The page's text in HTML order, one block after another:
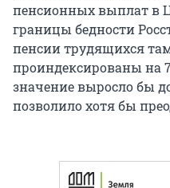
пенсионных выплат в
границы бедности
пенсии трудящихся
проиндексированы на
значение выросло бы
позволило хотя бы